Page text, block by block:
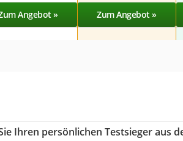
Angebot » Zum Angebot »
Ihren persönlichen Testsieger aus